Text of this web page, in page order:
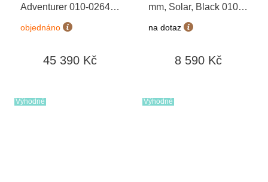
Adventurer 010-02648-
31 Premium + náhradní
řemínek+ dárkový
objednáno
45 390 Kč
mm, Solar, Black 010-
02935-00
na dotaz
8 590 Kč
Výhodné Výhodné